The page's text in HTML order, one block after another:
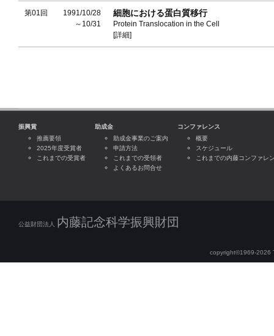
第01回
1991/10/28
～10/31
細胞における蛋白質移行
Protein Translocation in the Cell
[詳細]
振興賞
推薦要領
2025年度受賞者
これまでの受賞者
助成金
助成金事業のご案内
申請方法
これまでの受領者
よくあるお問合せ
コンファレンス
概要
スケジュール
これまでの内藤コンファレ
公益財団法人 内藤記念科学振興財団
copyright©1969-2026